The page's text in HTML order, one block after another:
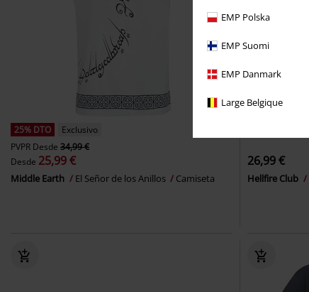
EMP Polska
EMP Suomi
EMP Danmark
Large Belgique
25% DTO
Exclusivo
PVPR Desde 34,99 €
Desde 25,99 €
Middle Earth El Señor de los Anillos Camiseta
26,99 €
Hellfire Club